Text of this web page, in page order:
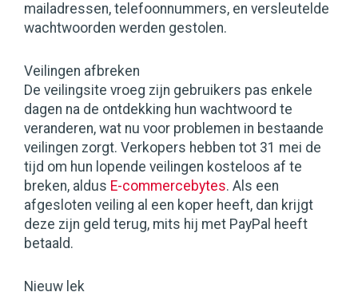
mailadressen, telefoonnummers, en versleutelde
wachtwoorden werden gestolen.
Veilingen afbreken
De veilingsite vroeg zijn gebruikers pas enkele
dagen na de ontdekking hun wachtwoord te
veranderen, wat nu voor problemen in bestaande
veilingen zorgt. Verkopers hebben tot 31 mei de
tijd om hun lopende veilingen kosteloos af te
breken, aldus E-commercebytes. Als een
afgesloten veiling al een koper heeft, dan krijgt
deze zijn geld terug, mits hij met PayPal heeft
betaald.
Nieuw lek